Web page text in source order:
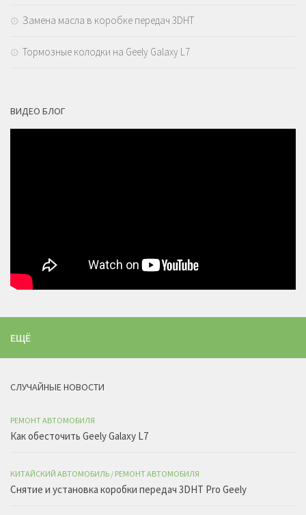
Замена масла в коробке передач 3DHT
Тормозные колодки на Geely Galaxy L7
ВИДЕО БЛОГ
ЕЩЁ
СЛУЧАЙНЫЕ НОВОСТИ
РЕМОНТ АВТОМОБИЛЯ
Как обесточить Geely Galaxy L7
КИТАЙСКИЙ АВТОМОБИЛЬ / РЕМОНТ АВТОМОБИЛЯ
Снятие и установка коробки передач 3DHT Pro Geely